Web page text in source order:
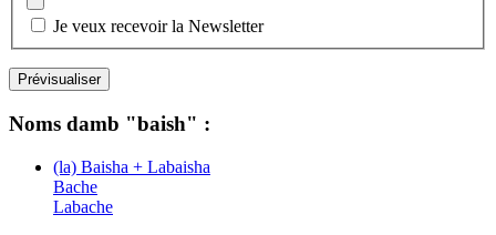
Je veux recevoir la Newsletter
Noms damb "baish" :
(la) Baisha + Labaisha
Bache
Labache